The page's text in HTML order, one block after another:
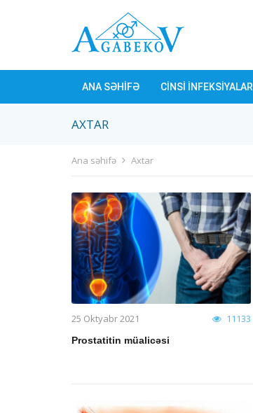
ANA SƏHİFƏ CİNSİ İNFEKSİYALAR
AXTAR
Ana səhifə Axtar
25 Oktyabr 2021 11133
Prostatitin müalicəsi